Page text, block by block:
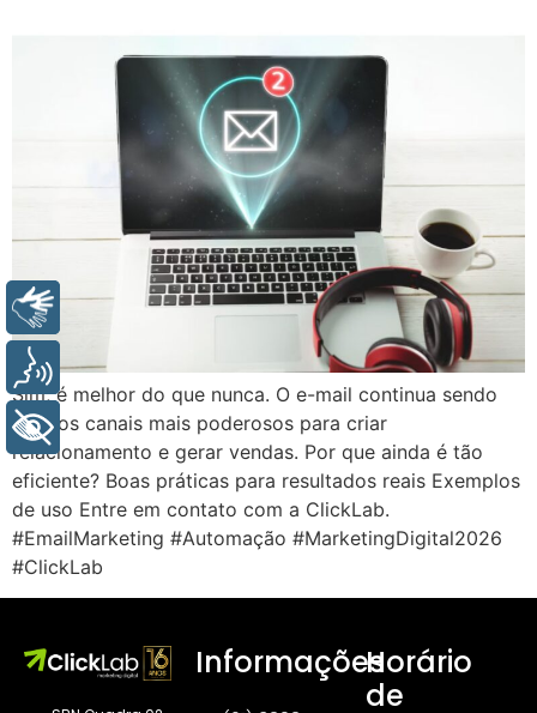
Sim, é melhor do que nunca. O e-mail continua sendo
um dos canais mais poderosos para criar
relacionamento e gerar vendas. Por que ainda é tão
eficiente? Boas práticas para resultados reais Exemplos
de uso Entre em contato com a ClickLab.
#EmailMarketing #Automação #MarketingDigital2026
#ClickLab
InformaçõesHorário
de
Voz
+ Acessibilidade